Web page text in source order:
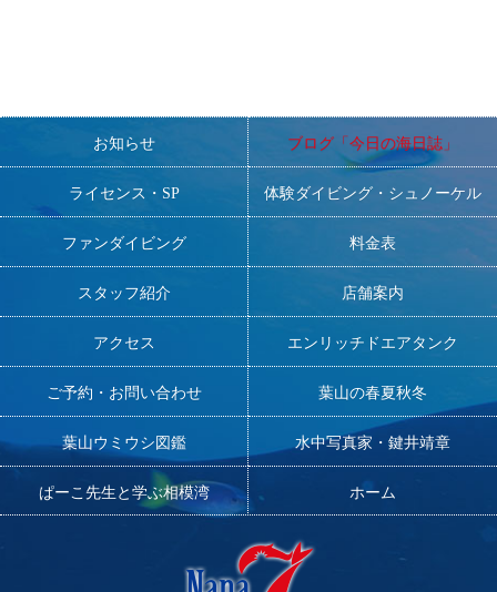
お知らせ ブログ「今日の海日誌」
ライセンス・SP 体験ダイビング・シュノーケル
ファンダイビング 料金表
スタッフ紹介 店舗案内
アクセス エンリッチドエアタンク
ご予約・お問い合わせ 葉山の春夏秋冬
葉山ウミウシ図鑑 水中写真家・鍵井靖章
ぱーこ先生と学ぶ相模湾 ホーム